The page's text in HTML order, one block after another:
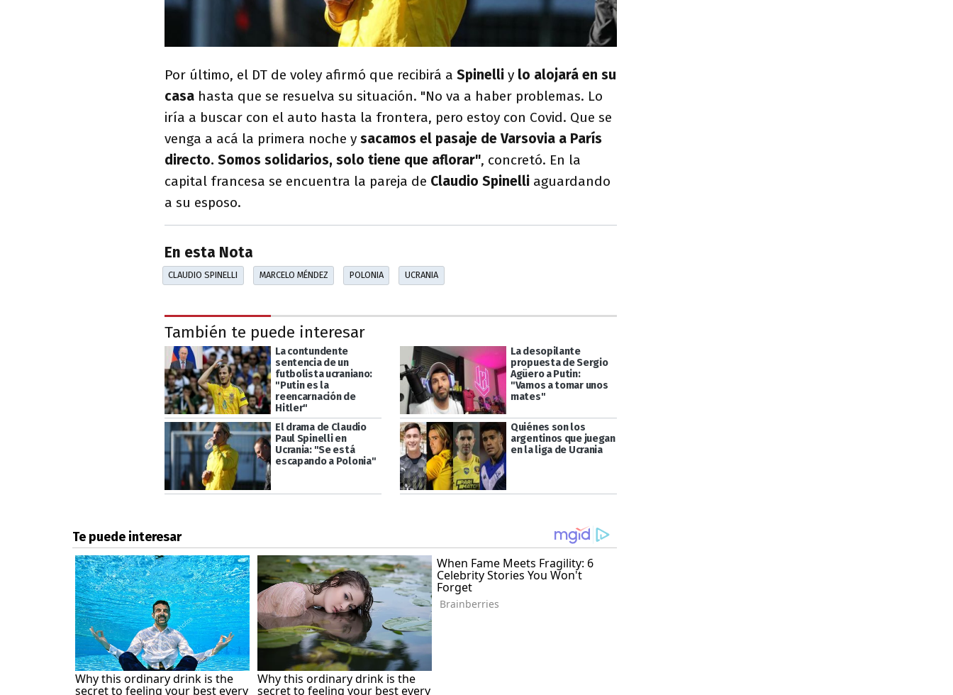
Por último, el DT de voley afirmó que recibirá a Spinelli y lo alojará en su
casa hasta que se resuelva su situación. "No va a haber problemas. Lo
iría a buscar con el auto hasta la frontera, pero estoy con Covid. Que se
venga a acá la primera noche y sacamos el pasaje de Varsovia a París
directo. Somos solidarios, solo tiene que aflorar", concretó. En la
capital francesa se encuentra la pareja de Claudio Spinelli aguardando
a su esposo.
En esta Nota
CLAUDIO SPINELLI MARCELO MÉNDEZ POLONIA UCRANIA
También te puede interesar
La contundente
sentencia de un
futbolista ucraniano:
"Putin es la
reencarnación de
Hitler"
La desopilante
propuesta de Sergio
Agüero a Putin:
"Vamos a tomar unos
mates"
El drama de Claudio
Paul Spinelli en
Ucrania: "Se está
escapando a Polonia"
Quiénes son los
argentinos que juegan
en la liga de Ucrania